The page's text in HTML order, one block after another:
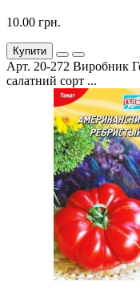
10.00 грн.
Купити
Арт. 20-272 Виробник
салатний сорт ...